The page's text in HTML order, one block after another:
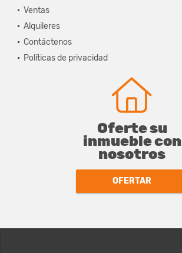
Ventas
Alquileres
Contáctenos
Políticas de privacidad
Oferte su
inmueble con
nosotros
OFERTAR